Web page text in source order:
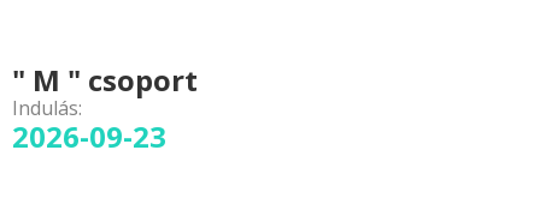
" M " csoport
Indulás:
2026-09-23